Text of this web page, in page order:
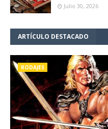
Julio 30, 2026
ARTÍCULO DESTACADO
RODAJES